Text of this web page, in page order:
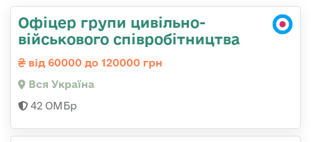
Офіцер групи цивільно-
військового співробітництва
від 60000 до 120000 грн
Вся Україна
42 ОМБр